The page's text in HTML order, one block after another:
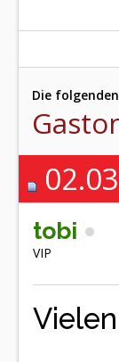
Die
tobi
VIP